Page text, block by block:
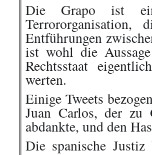
Die Grapo ist
Terrororganisation,
Entführungen
ist wohl die
Rechtsstaat
werten.
Einige Tweets
Juan Carlos, der zu
abdankte, und den
Die spanische Justiz